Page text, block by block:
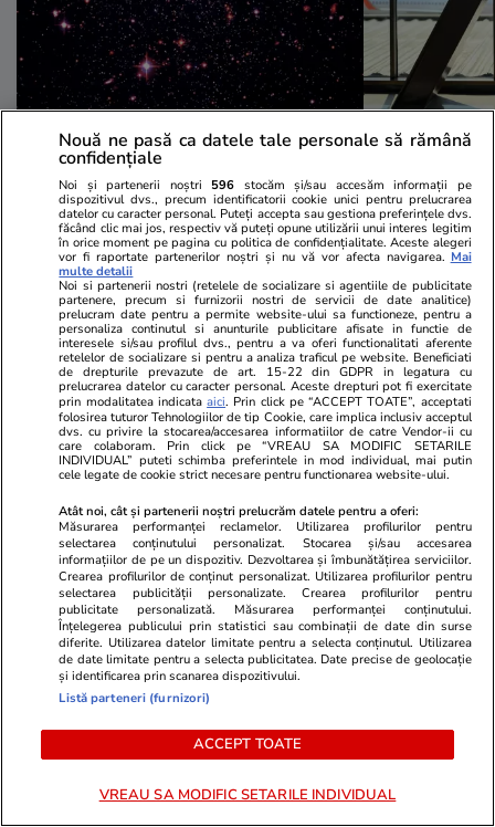
Horoscop 21:50
Horoscop 8 august 2026.
Fecioarele sunt pregătite să-și
asume o creștere mai lentă și
anumite limitări în schimbul
stabilității
Vacanțe și
pentru
vor tinerii
destinațiile
domină
Horoscop 21:50
Horoscop 8 august 2026.
Fecioarele sunt pregătite să-și
asume o creștere mai lentă și
anumite limitări în schimbul
stabilității
Bani și Afaceri 03 aug.
Cine poate retrage banii din
Nouă ne pasă ca datele tale personale să rămână
confidențiale
Noi și partenerii noștri 596 stocăm și/sau accesăm informații pe
dispozitivul dvs., precum identificatorii cookie unici pentru prelucrarea
datelor cu caracter personal. Puteți accepta sau gestiona preferințele dvs.
făcând clic mai jos, respectiv vă puteți opune utilizării unui interes legitim
în orice moment pe pagina cu politica de confidențialitate. Aceste alegeri
vor fi raportate partenerilor noștri și nu vă vor afecta navigarea. Mai
multe detalii
Noi si partenerii nostri (retelele de socializare si agentiile de publicitate
partenere, precum si furnizorii nostri de servicii de date analitice)
prelucram date pentru a permite website-ului sa functioneze, pentru a
personaliza continutul si anunturile publicitare afisate in functie de
interesele si/sau profilul dvs., pentru a va oferi functionalitati aferente
retelelor de socializare si pentru a analiza traficul pe website. Beneficiati
de drepturile prevazute de art. 15-22 din GDPR in legatura cu
prelucrarea datelor cu caracter personal. Aceste drepturi pot fi exercitate
prin modalitatea indicataaici. Prin click pe “ACCEPT TOATE”, acceptati
folosirea tuturor Tehnologiilor de tip Cookie, care implica inclusiv acceptul
dvs. cu privire la stocarea/accesarea informatiilor de catre Vendor-ii cu
care colaboram. Prin click pe “VREAU SA MODIFIC SETARILE
INDIVIDUAL” puteti schimba preferintele in mod individual, mai putin
cele legate de cookie strict necesare pentru functionarea website-ului.
Atât noi, cât și partenerii noștri prelucrăm datele pentru a oferi:
Măsurarea performanței reclamelor. Utilizarea profilurilor pentru
selectarea conținutului personalizat. Stocarea și/sau accesarea
informațiilor de pe un dispozitiv. Dezvoltarea și îmbunătățirea serviciilor.
Crearea profilurilor de conținut personalizat. Utilizarea profilurilor pentru
selectarea publicității personalizate. Crearea profilurilor pentru
publicitate personalizată. Măsurarea performanței conținutului.
Înțelegerea publicului prin statistici sau combinații de date din surse
diferite. Utilizarea datelor limitate pentru a selecta conținutul. Utilizarea
de date limitate pentru a selecta publicitatea. Date precise de geolocație
și identificarea prin scanarea dispozitivului.
Listă parteneri (furnizori)
ACCEPT TOATE
VREAU SA MODIFIC SETARILE INDIVIDUAL